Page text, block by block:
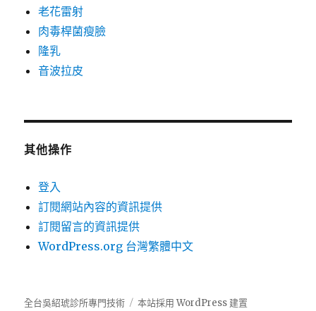
老花雷射
肉毒桿菌瘦臉
隆乳
音波拉皮
其他操作
登入
訂閱網站內容的資訊提供
訂閱留言的資訊提供
WordPress.org 台灣繁體中文
全台吳紹琥診所專門技術 本站採用 WordPress 建置